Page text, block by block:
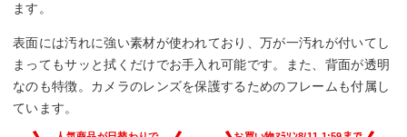
ます。
表面には汚れに強い素材が使われており、万が一汚れが付いてし
まってもサッと拭くだけでお手入れ可能です。また、背面が透明
なのも特徴。カメラのレンズを保護するためのフレームも付属し
ています。